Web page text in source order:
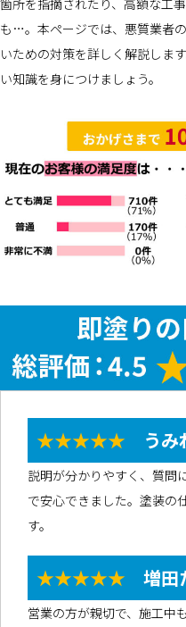
箇所を指摘されたり、高額な工
も…。本ページでは、悪質業者
いための対策を詳しく解説しま
い知識を身につけましょう。
★★★★★ うみ
説明が分かりやすく、質問
で安心できました。塗装の
す。
★★★★★ 増田
営業の方が親切で、施工中